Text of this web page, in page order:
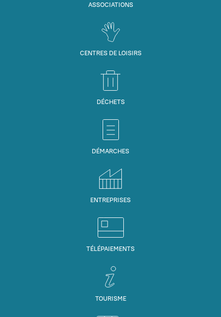
ASSOCIATIONS
CENTRES DE LOISIRS
DÉCHETS
DÉMARCHES
ENTREPRISES
TÉLÉPAIEMENTS
TOURISME